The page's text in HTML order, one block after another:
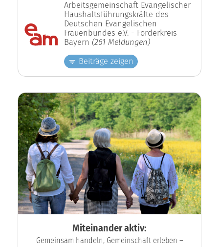
Arbeitsgemeinschaft Evangelischer
Haushaltsführungskräfte des
Deutschen Evangelischen
Frauenbundes e.V. - Förderkreis
Bayern (261 Meldungen)
Beiträge zeigen
Miteinander aktiv:
Gemeinsam handeln, Gemeinschaft erleben –